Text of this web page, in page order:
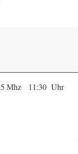
Mhz 11:30 Uhr